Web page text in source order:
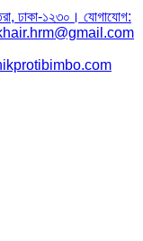
ঢাকা-১২৩০। যোগাযোগ:
khair.hrm@gmail.com